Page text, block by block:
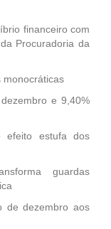
financeiro com
Procuradoria da
monocráticas
e 9,40%
efeito estufa dos
guardas
de dezembro aos